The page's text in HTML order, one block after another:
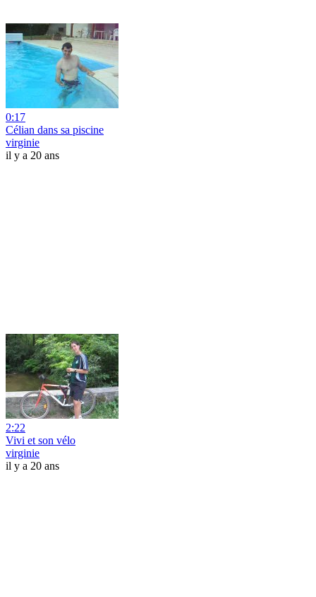
0:17
Célian dans sa piscine
virginie
il y a 20 ans
2:22
Vivi et son vélo
virginie
il y a 20 ans